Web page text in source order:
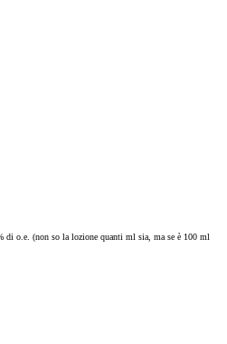
di o.e. (non so la lozione quanti ml sia, ma se è 100 ml